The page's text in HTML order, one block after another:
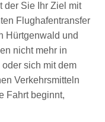
der Sie Ihr Ziel mit
Flughafentransfer
Hürtgenwald und
nicht mehr in
sich mit dem
Verkehrsmitteln
Fahrt beginnt,